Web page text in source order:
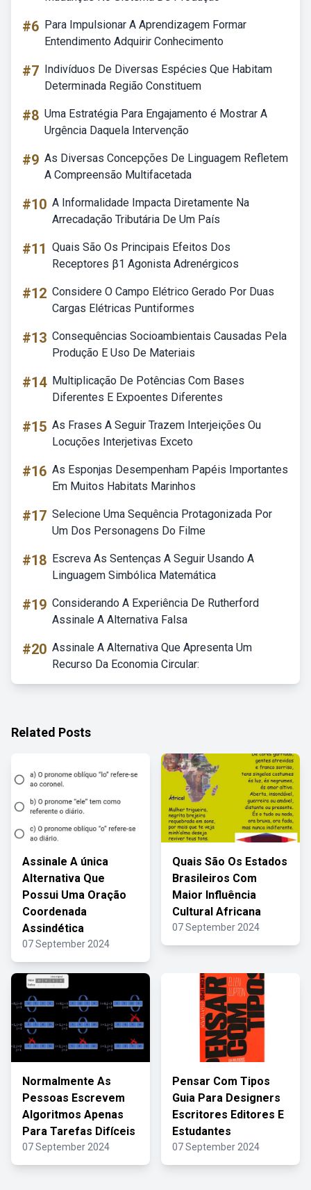
#6 Para Impulsionar A Aprendizagem Formar
Entendimento Adquirir Conhecimento
#7 Indivíduos De Diversas Espécies Que Habitam
Determinada Região Constituem
#8 Uma Estratégia Para Engajamento é Mostrar A
Urgência Daquela Intervenção
#9 As Diversas Concepções De Linguagem Refletem
A Compreensão Multifacetada
#10 A Informalidade Impacta Diretamente Na
Arrecadação Tributária De Um País
#11 Quais São Os Principais Efeitos Dos
Receptores β1 Agonista Adrenérgicos
#12 Considere O Campo Elétrico Gerado Por Duas
Cargas Elétricas Puntiformes
#13 Consequências Socioambientais Causadas Pela
Produção E Uso De Materiais
#14 Multiplicação De Potências Com Bases
Diferentes E Expoentes Diferentes
#15 As Frases A Seguir Trazem Interjeições Ou
Locuções Interjetivas Exceto
#16 As Esponjas Desempenham Papéis Importantes
Em Muitos Habitats Marinhos
#17 Selecione Uma Sequência Protagonizada Por
Um Dos Personagens Do Filme
#18 Escreva As Sentenças A Seguir Usando A
Linguagem Simbólica Matemática
#19 Considerando A Experiência De Rutherford
Assinale A Alternativa Falsa
#20 Assinale A Alternativa Que Apresenta Um
Recurso Da Economia Circular:
Related Posts
Assinale A única
Alternativa Que
Possui Uma Oração
Coordenada
Assindética
07 September 2024
Quais São Os Estados
Brasileiros Com
Maior Influência
Cultural Africana
07 September 2024
Normalmente As
Pessoas Escrevem
Algoritmos Apenas
Para Tarefas Difíceis
07 September 2024
Pensar Com Tipos
Guia Para Designers
Escritores Editores E
Estudantes
07 September 2024